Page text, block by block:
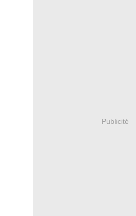
Publicité